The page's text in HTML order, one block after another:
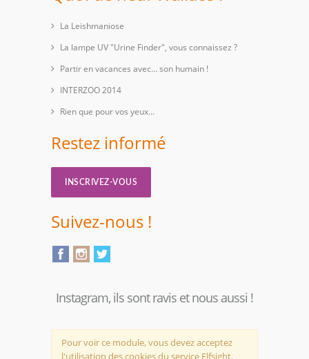
La Leishmaniose
La lampe UV "Urine Finder", vous connaissez ?
Partir en vacances avec… son humain !
INTERZOO 2014
Rien que pour vos yeux...
Restez informé
INSCRIVEZ-VOUS
Suivez-nous !
Instagram, ils sont ravis et nous aussi !
Pour voir ce module, vous devez acceptez
l'utilisation des cookies du service Elfsight,